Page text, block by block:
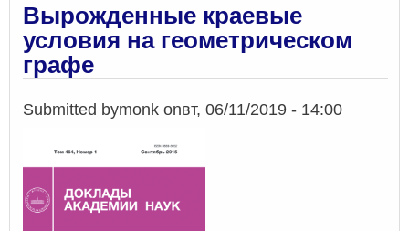
Вырожденные краевые
условия на геометрическом
графе
Submitted bymonk onвт, 06/11/2019 - 14:00